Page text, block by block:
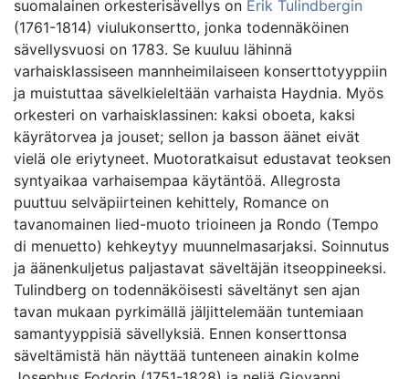
suomalainen orkesterisävellys on Erik Tulindbergin
(1761-1814) viulukonsertto, jonka todennäköinen
sävellysvuosi on 1783. Se kuuluu lähinnä
varhaisklassiseen mannheimilaiseen konserttotyyppiin
ja muistuttaa sävelkieleltään varhaista Haydnia. Myös
orkesteri on varhaisklassinen: kaksi oboeta, kaksi
käyrätorvea ja jouset; sellon ja basson äänet eivät
vielä ole eriytyneet. Muotoratkaisut edustavat teoksen
syntyaikaa varhaisempaa käytäntöä. Allegrosta
puuttuu selväpiirteinen kehittely, Romance on
tavanomainen lied-muoto trioineen ja Rondo (Tempo
di menuetto) kehkeytyy muunnelmasarjaksi. Soinnutus
ja äänenkuljetus paljastavat säveltäjän itseoppineeksi.
Tulindberg on todennäköisesti säveltänyt sen ajan
tavan mukaan pyrkimällä jäljittelemään tuntemiaan
samantyyppisiä sävellyksiä. Ennen konserttonsa
säveltämistä hän näyttää tunteneen ainakin kolme